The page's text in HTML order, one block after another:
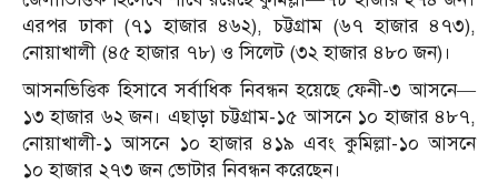
এরপর ঢাকা (৭১ হাজার ৪৬২), চট্টগ্রাম (৬৭ হাজার ৪৭৩),
নোয়াখালী (৪৫ হাজার ৭৮) ও সিলেট (৩২ হাজার ৪৮০ জন)।
আসনভিত্তিক হিসাবে সর্বাধিক নিবন্ধন হয়েছে ফেনী-৩ আসনে—
১৩ হাজার ৬২ জন। এছাড়া চট্টগ্রাম-১৫ আসনে ১০ হাজার ৪৮৭,
নোয়াখালী-১ আসনে ১০ হাজার ৪১৯ এবং কুমিল্লা-১০ আসনে
১০ হাজার ২৭৩ জন ভোটার নিবন্ধন করেছেন।